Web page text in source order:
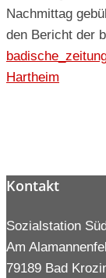
Nachmittag
den Bericht der
Hartheim
Kontakt
Sozialstation
Am
79189 Bad